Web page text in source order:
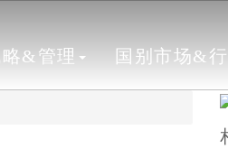
&管理 国别市场&